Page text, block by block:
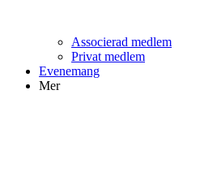
Associerad medlem
Privat medlem
Evenemang
Mer